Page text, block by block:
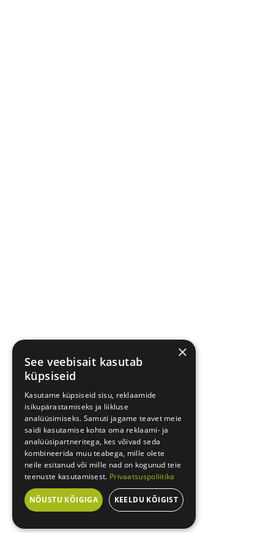
×
See veebisait kasutab
küpsiseid
Kasutame küpsiseid sisu, reklaamide
isikupärastamiseks ja liikluse
analüüsimiseks. Samuti jagame teavet meie
saidi kasutamise kohta oma reklaami- ja
analüüsipartneritega, kes võivad seda
kombineerida muu teabega, mille olete
neile esitanud või mille nad on kogunud teie
teenuste kasutamisest. Privaatsuspoliitika
NÕUSTU KÕIGIGA KEELDU KÕIGIST